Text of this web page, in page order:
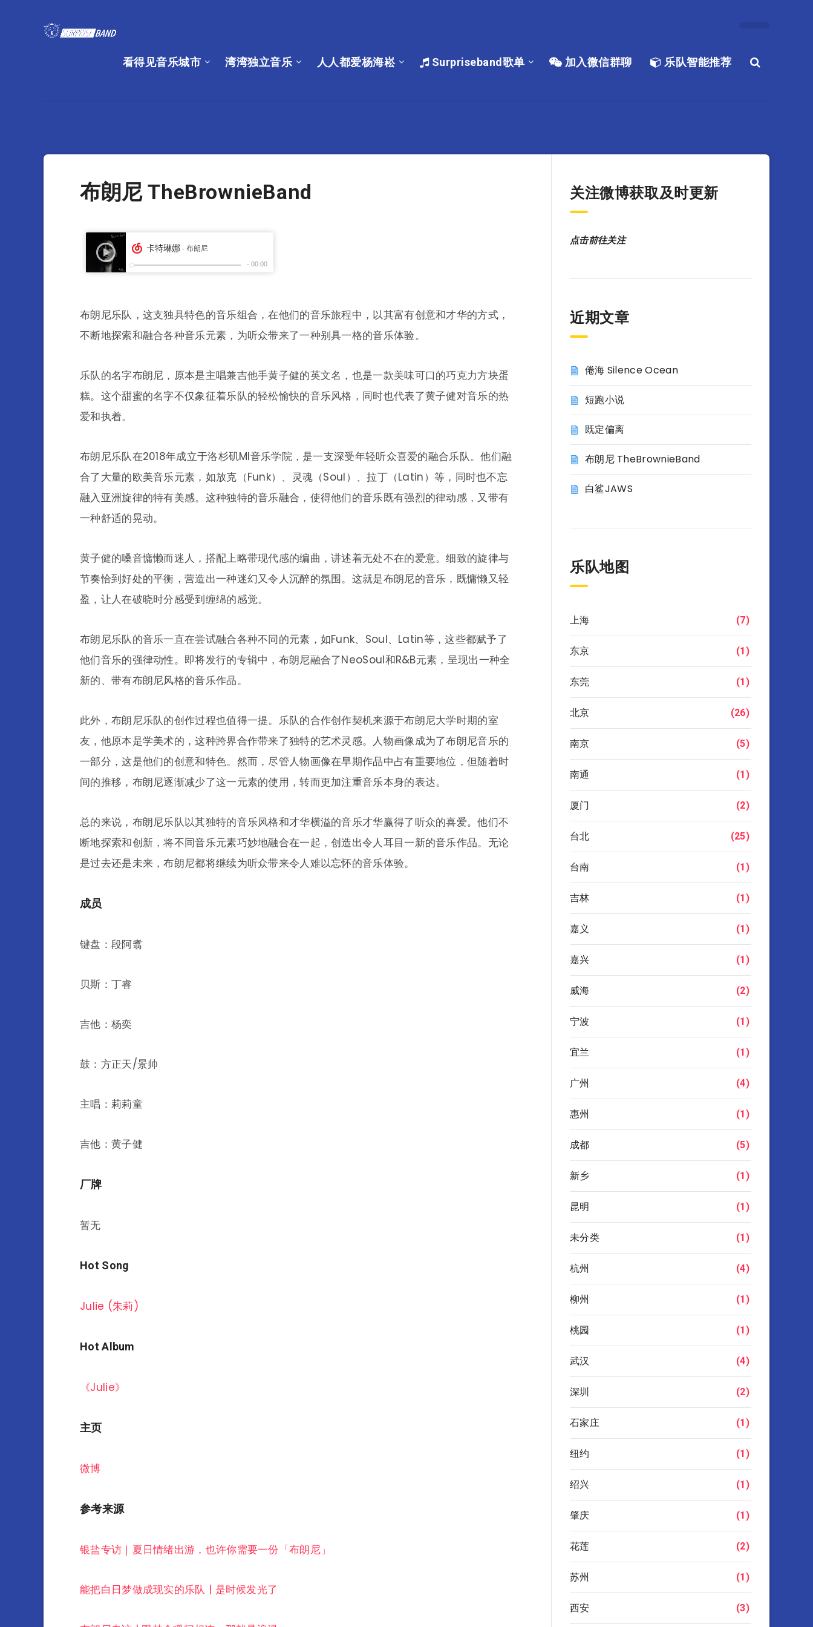
看得见音乐城市 湾湾独立音乐 人人都爱杨海崧 Surpriseband歌单 加入微信群聊 乐队智能推荐
布朗尼 TheBrownieBand
布朗尼乐队，这支独具特色的音乐组合，在他们的音乐旅程中，以其富有创意和才华的方式，
不断地探索和融合各种音乐元素，为听众带来了一种别具一格的音乐体验。
乐队的名字布朗尼，原本是主唱兼吉他手黄子健的英文名，也是一款美味可口的巧克力方块蛋
糕。这个甜蜜的名字不仅象征着乐队的轻松愉快的音乐风格，同时也代表了黄子健对音乐的热
爱和执着。
布朗尼乐队在2018年成立于洛杉矶MI音乐学院，是一支深受年轻听众喜爱的融合乐队。他们融
合了大量的欧美音乐元素，如放克（Funk）、灵魂（Soul）、拉丁（Latin）等，同时也不忘
融入亚洲旋律的特有美感。这种独特的音乐融合，使得他们的音乐既有强烈的律动感，又带有
一种舒适的晃动。
黄子健的嗓音慵懒而迷人，搭配上略带现代感的编曲，讲述着无处不在的爱意。细致的旋律与
节奏恰到好处的平衡，营造出一种迷幻又令人沉醉的氛围。这就是布朗尼的音乐，既慵懒又轻
盈，让人在破晓时分感受到缠绵的感觉。
布朗尼乐队的音乐一直在尝试融合各种不同的元素，如Funk、Soul、Latin等，这些都赋予了
他们音乐的强律动性。即将发行的专辑中，布朗尼融合了NeoSoul和R&B元素，呈现出一种全
新的、带有布朗尼风格的音乐作品。
此外，布朗尼乐队的创作过程也值得一提。乐队的合作创作契机来源于布朗尼大学时期的室
友，他原本是学美术的，这种跨界合作带来了独特的艺术灵感。人物画像成为了布朗尼音乐的
一部分，这是他们的创意和特色。然而，尽管人物画像在早期作品中占有重要地位，但随着时
间的推移，布朗尼逐渐减少了这一元素的使用，转而更加注重音乐本身的表达。
总的来说，布朗尼乐队以其独特的音乐风格和才华横溢的音乐才华赢得了听众的喜爱。他们不
断地探索和创新，将不同音乐元素巧妙地融合在一起，创造出令人耳目一新的音乐作品。无论
是过去还是未来，布朗尼都将继续为听众带来令人难以忘怀的音乐体验。
成员
键盘：段阿翥
贝斯：丁睿
吉他：杨奕
鼓：方正天/景帅
主唱：莉莉童
吉他：黄子健
厂牌
暂无
Hot Song
Julie (朱莉)
Hot Album
《Julie》
主页
微博
参考来源
银盐专访｜夏日情绪出游，也许你需要一份「布朗尼」
能把白日梦做成现实的乐队 | 是时候发光了
关注微博获取及时更新
点击前往关注
近期文章
倦海 Silence Ocean
短跑小说
既定偏离
布朗尼 TheBrownieBand
白鲨JAWS
乐队地图
上海 (7)
东京 (1)
东莞 (1)
北京 (26)
南京 (5)
南通 (1)
厦门 (2)
台北 (25)
台南 (1)
吉林 (1)
嘉义 (1)
嘉兴 (1)
威海 (2)
宁波 (1)
宜兰 (1)
广州 (4)
惠州 (1)
成都 (5)
新乡 (1)
昆明 (1)
未分类 (1)
杭州 (4)
柳州 (1)
桃园 (1)
武汉 (4)
深圳 (2)
石家庄 (1)
纽约 (1)
绍兴 (1)
肇庆 (1)
花莲 (2)
苏州 (1)
西安 (3)